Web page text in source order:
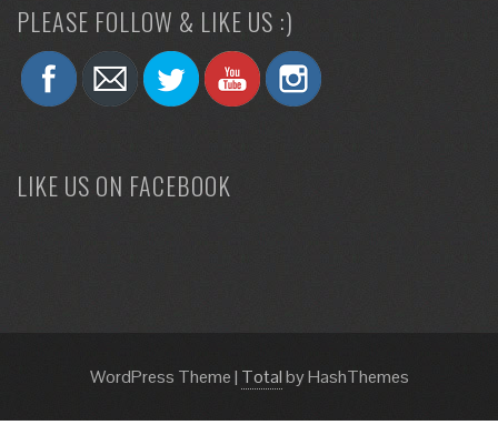
PLEASE FOLLOW & LIKE US :)
LIKE US ON FACEBOOK
WordPress Theme| Totalby HashThemes